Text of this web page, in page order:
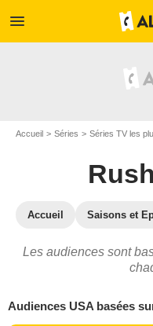
menu
Accueil Séries Séries TV les
Accueil Saisons et
Les audiences sont
Audiences USA basées